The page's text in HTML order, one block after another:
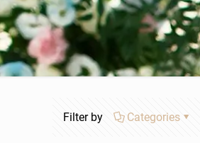
Filter by Categories